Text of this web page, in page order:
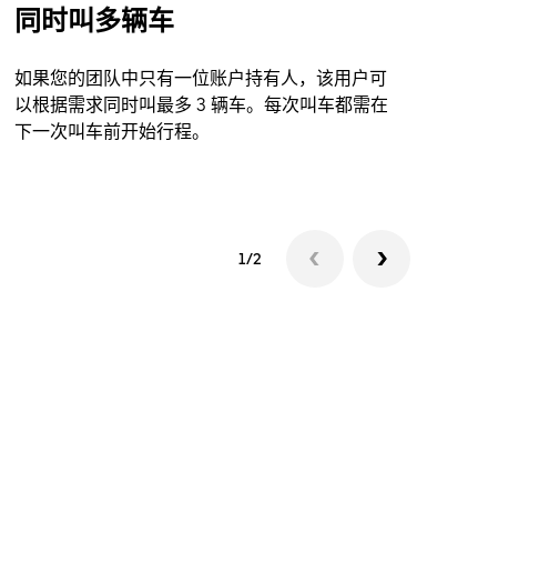
同时叫多辆车
如果您的团队中只有一位账户持有人，该用户可
以根据需求同时叫最多 3 辆车。每次叫车都需在
下一次叫车前开始行程。
1/2